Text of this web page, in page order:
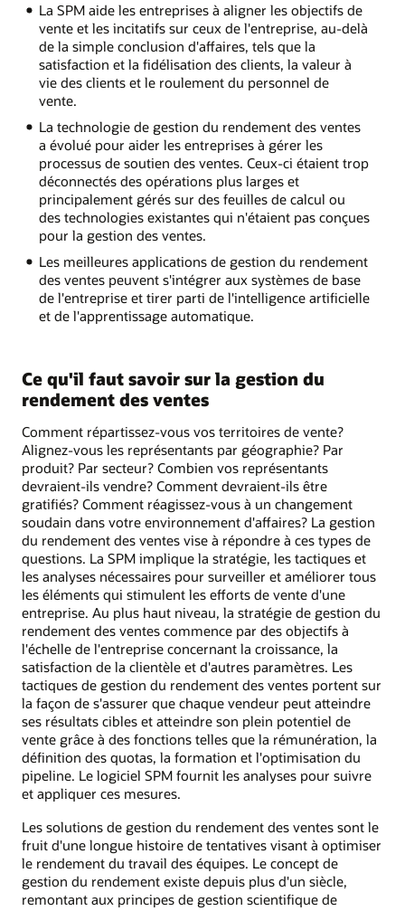
La SPM aide les entreprises à aligner les objectifs de
vente et les incitatifs sur ceux de l'entreprise, au-delà
de la simple conclusion d'affaires, tels que la
satisfaction et la fidélisation des clients, la valeur à
vie des clients et le roulement du personnel de
vente.
La technologie de gestion du rendement des ventes
a évolué pour aider les entreprises à gérer les
processus de soutien des ventes. Ceux-ci étaient trop
déconnectés des opérations plus larges et
principalement gérés sur des feuilles de calcul ou
des technologies existantes qui n'étaient pas conçues
pour la gestion des ventes.
Les meilleures applications de gestion du rendement
des ventes peuvent s'intégrer aux systèmes de base
de l'entreprise et tirer parti de l'intelligence artificielle
et de l'apprentissage automatique.
Ce qu'il faut savoir sur la gestion du
rendement des ventes
Comment répartissez-vous vos territoires de vente?
Alignez-vous les représentants par géographie? Par
produit? Par secteur? Combien vos représentants
devraient-ils vendre? Comment devraient-ils être
gratifiés? Comment réagissez-vous à un changement
soudain dans votre environnement d'affaires? La gestion
du rendement des ventes vise à répondre à ces types de
questions. La SPM implique la stratégie, les tactiques et
les analyses nécessaires pour surveiller et améliorer tous
les éléments qui stimulent les efforts de vente d'une
entreprise. Au plus haut niveau, la stratégie de gestion du
rendement des ventes commence par des objectifs à
l'échelle de l'entreprise concernant la croissance, la
satisfaction de la clientèle et d'autres paramètres. Les
tactiques de gestion du rendement des ventes portent sur
la façon de s'assurer que chaque vendeur peut atteindre
ses résultats cibles et atteindre son plein potentiel de
vente grâce à des fonctions telles que la rémunération, la
définition des quotas, la formation et l'optimisation du
pipeline. Le logiciel SPM fournit les analyses pour suivre
et appliquer ces mesures.
Les solutions de gestion du rendement des ventes sont le
fruit d'une longue histoire de tentatives visant à optimiser
le rendement du travail des équipes. Le concept de
gestion du rendement existe depuis plus d'un siècle,
remontant aux principes de gestion scientifique de